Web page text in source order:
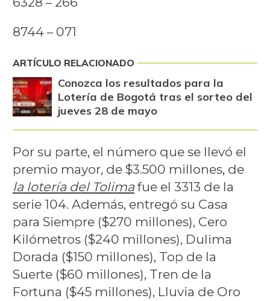
8744 – 071
ARTÍCULO RELACIONADO
Conozca los resultados para la
Lotería de Bogotá tras el sorteo del
jueves 28 de mayo
Por su parte, el número que se llevó el
premio mayor, de $3.500 millones, de
la lotería del Tolimafue el 3313 de la
serie 104. Además, entregó su Casa
para Siempre ($270 millones), Cero
Kilómetros ($240 millones), Dulima
Dorada ($150 millones), Top de la
Suerte ($60 millones), Tren de la
Fortuna ($45 millones), Lluvia de Oro